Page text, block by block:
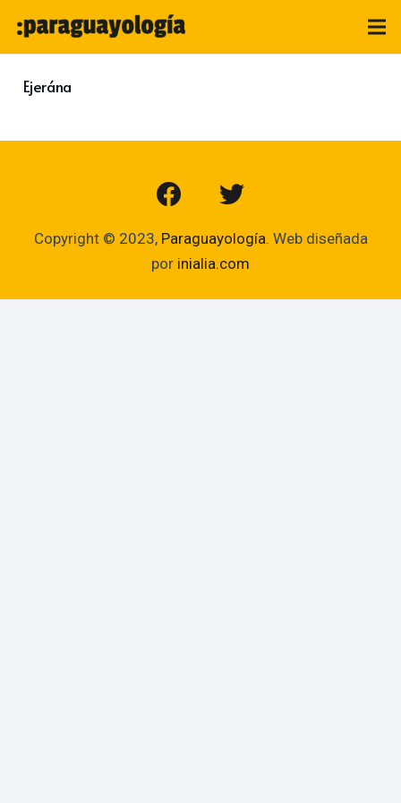
Ejerána
Copyright © 2023, Paraguayología. Web diseñada
por inialia.com